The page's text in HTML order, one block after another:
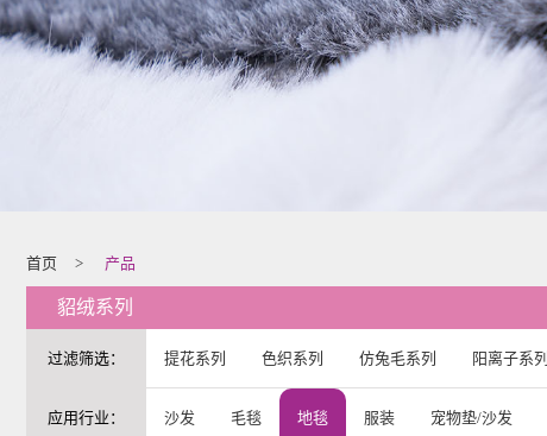
首页 > 产品
貂绒系列
过滤筛选： 提花系列 色织系列 仿兔毛系列 阳离子系列
应用行业： 沙发 毛毯 地毯 服装 宠物垫/沙发